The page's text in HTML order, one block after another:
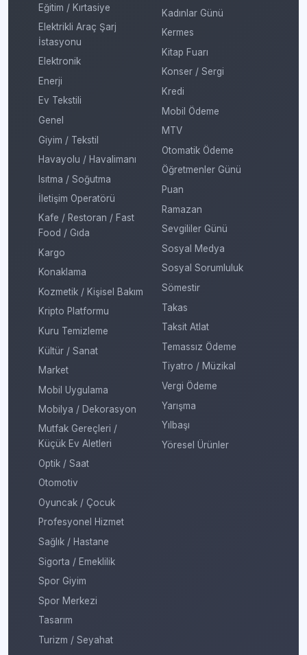
Eğitim / Kırtasiye
Elektrikli Araç Şarj
İstasyonu
Elektronik
Enerji
Ev Tekstili
Genel
Giyim / Tekstil
Havayolu / Havalimanı
Isıtma / Soğutma
İletişim Operatörü
Kafe / Restoran / Fast
Food / Gıda
Kargo
Konaklama
Kozmetik / Kişisel Bakım
Kripto Platformu
Kuru Temizleme
Kültür / Sanat
Market
Mobil Uygulama
Mobilya / Dekorasyon
Mutfak Gereçleri /
Küçük Ev Aletleri
Optik / Saat
Otomotiv
Oyuncak / Çocuk
Profesyonel Hizmet
Sağlık / Hastane
Sigorta / Emeklilik
Spor Giyim
Spor Merkezi
Tasarım
Turizm / Seyahat
Kadınlar Günü
Kermes
Kitap Fuarı
Konser / Sergi
Kredi
Mobil Ödeme
MTV
Otomatik Ödeme
Öğretmenler Günü
Puan
Ramazan
Sevgililer Günü
Sosyal Medya
Sosyal Sorumluluk
Sömestir
Takas
Taksit Atlat
Temassız Ödeme
Tiyatro / Müzikal
Vergi Ödeme
Yarışma
Yılbaşı
Yöresel Ürünler